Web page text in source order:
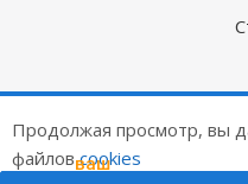
2026 ©
Цены на сайте не
ваш
подарок
Продолжая просмотр, вы
файловcookies